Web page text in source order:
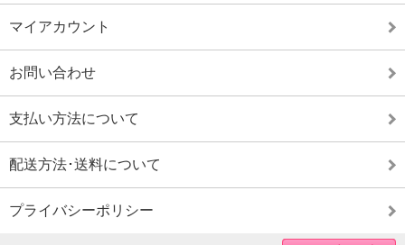
マイアカウント
お問い合わせ
支払い方法について
配送方法･送料について
プライバシーポリシー